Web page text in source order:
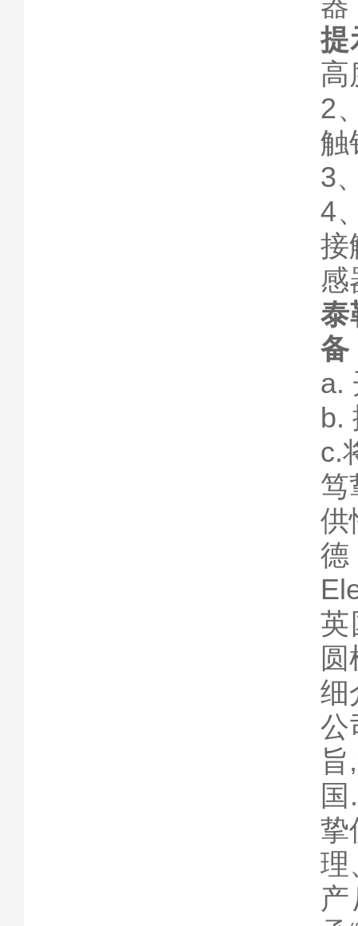
提
高
2
触
3
4
接
感
泰
备
a.
b.
c.
笃
供
英
细
公
挚
理